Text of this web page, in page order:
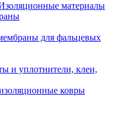
материалы
для фальцевых
и уплотнители, клеи,
ковры